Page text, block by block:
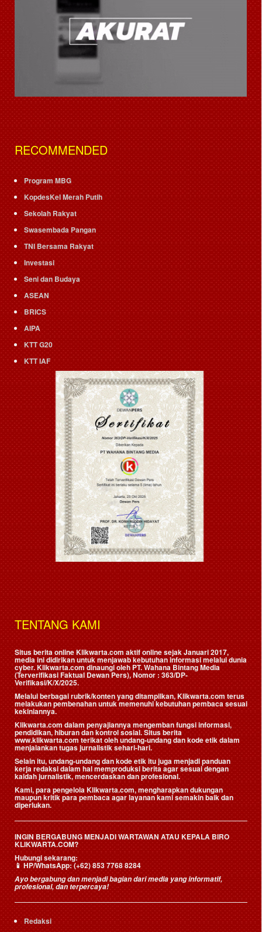
RECOMMENDED
Program MBG
KopdesKel Merah Putih
Sekolah Rakyat
Swasembada Pangan
TNI Bersama Rakyat
Investasi
Seni dan Budaya
ASEAN
BRICS
AIPA
KTT G20
KTT IAF
TENTANG KAMI
Situs berita online Klikwarta.com aktif online sejak Januari 2017,
media ini didirikan untuk menjawab kebutuhan informasi melalui dunia
cyber. Klikwarta.com dinaungi oleh PT. Wahana Bintang Media
(Terverifikasi Faktual Dewan Pers), Nomor : 363/DP-
Verifikasi/K/X/2025.
Melalui berbagai rubrik/konten yang ditampilkan, Klikwarta.com terus
melakukan pembenahan untuk memenuhi kebutuhan pembaca sesuai
kekiniannya.
Klikwarta.com dalam penyajiannya mengemban fungsi informasi,
pendidikan, hiburan dan kontrol sosial. Situs berita
www.klikwarta.com terikat oleh undang-undang dan kode etik dalam
menjalankan tugas jurnalistik sehari-hari.
Selain itu, undang-undang dan kode etik itu juga menjadi panduan
kerja redaksi dalam hal memproduksi berita agar sesuai dengan
kaidah jurnalistik, mencerdaskan dan profesional.
Kami, para pengelola Klikwarta.com, mengharapkan dukungan
maupun kritik para pembaca agar layanan kami semakin baik dan
diperlukan.
INGIN BERGABUNG MENJADI WARTAWAN ATAU KEPALA BIRO
KLIKWARTA.COM?
Hubungi sekarang:
📱HP/WhatsApp:(+62) 853 7768 8284
Ayo bergabung dan menjadi bagian dari media yang informatif,
profesional, dan terpercaya!
Redaksi